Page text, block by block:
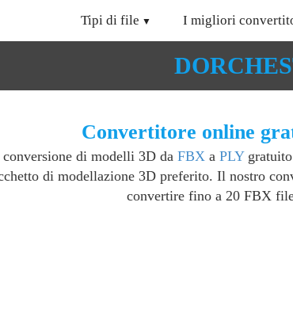
Tipi di file I migliori
Convertitore online
di modelli 3D da FBX a PLYgratuito
di modellazione 3D preferito. Il nostro
convertire fino a 20 FBX